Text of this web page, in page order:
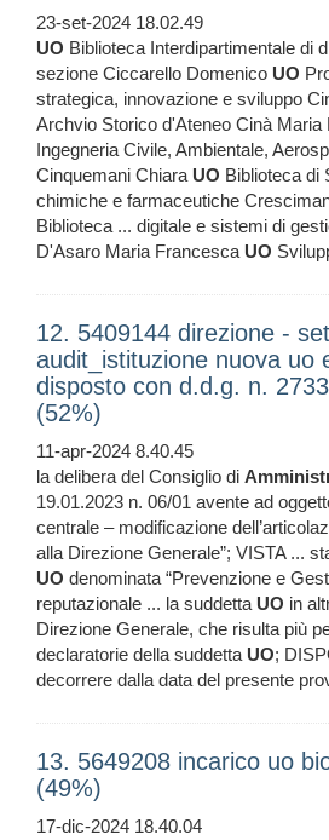
23-set-2024 18.02.49
UO Biblioteca Interdipartimentale di
sezione Ciccarello Domenico UO
strategica, innovazione e sviluppo
Archvio Storico d'Ateneo Cinà Maria
Ingegneria Civile, Ambientale,
Cinquemani Chiara UO Biblioteca di
chimiche e farmaceutiche
Biblioteca ... digitale e sistemi di
D'Asaro Maria Francesca UO
12. 5409144 direzione -
audit_istituzione nuova uo
disposto con d.d.g. n.
(52%)
11-apr-2024 8.40.45
la delibera del Consiglio di
19.01.2023 n. 06/01 avente ad
centrale – modificazione
alla Direzione Generale”; VISTA ...
UO denominata “Prevenzione e
reputazionale ... la suddetta UO in
Direzione Generale, che risulta più
declaratorie della suddetta UO;
decorrere dalla data del presente
13. 5649208 incarico uo
(49%)
17-dic-2024 18.40.04